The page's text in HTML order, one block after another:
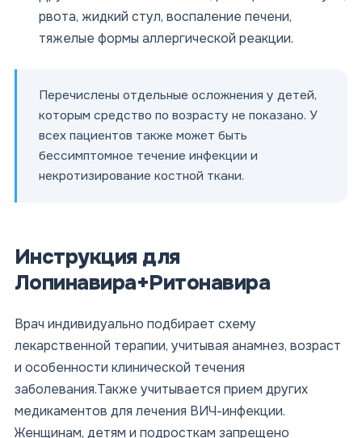
рвота, жидкий стул, воспаление печени,
тяжелые формы аллергической реакции.
Перечислены отдельные осложнения у детей,
которым средство по возрасту не показано. У
всех пациентов также может быть
бессимптомное течение инфекции и
некротизирование костной ткани.
Инструкция для
Лопинавира+Ритонавира
Врач индивидуально подбирает схему
лекарственной терапии, учитывая анамнез, возраст
и особенности клинической течения
заболевания.Также учитывается прием других
медикаментов для лечения ВИЧ-инфекции.
Женщинам, детям и подросткам запрещено